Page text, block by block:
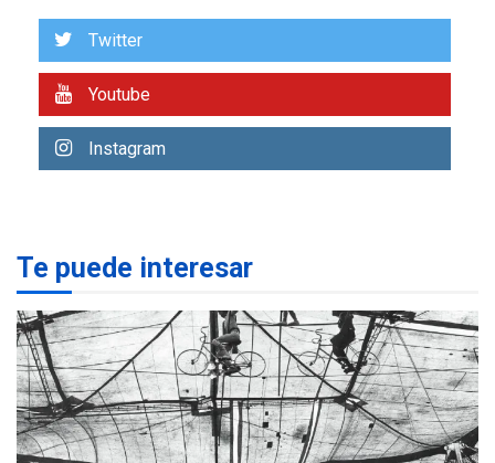
7
2
Margarita será sede de
para aprender a atender
adultos mayores
REGIONALES ÚLTIMA HORA
Mariño fortalece capacidad
operativa con flota
vehicular de 60 unidades
Twitter
Youtube
Instagram
Te puede interesar